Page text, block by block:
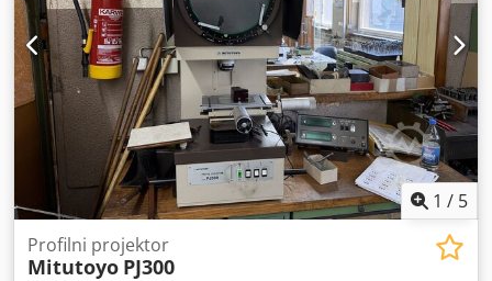
1 / 5
Profilni projektor
Mitutoyo PJ300